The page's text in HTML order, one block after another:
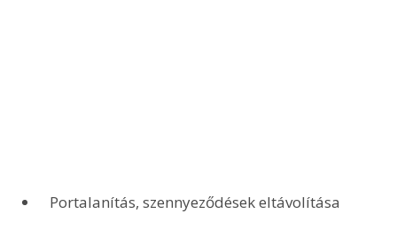
Portalanítás, szennyeződések eltávolítása